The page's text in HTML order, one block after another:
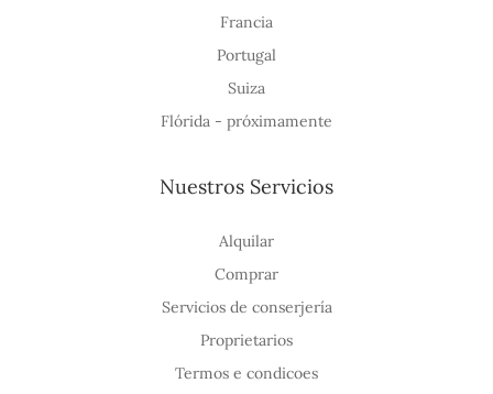
Francia
Portugal
Suiza
Flórida - próximamente
Nuestros Servicios
Alquilar
Comprar
Servicios de conserjería
Proprietarios
Termos e condicoes